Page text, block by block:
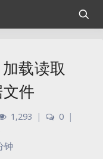
载读取
件
1,293 | 0 |
钟